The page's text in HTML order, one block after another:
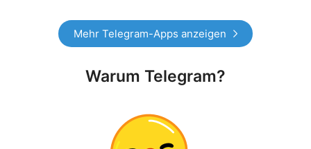
Mehr Telegram-Apps anzeigen
Warum Telegram?